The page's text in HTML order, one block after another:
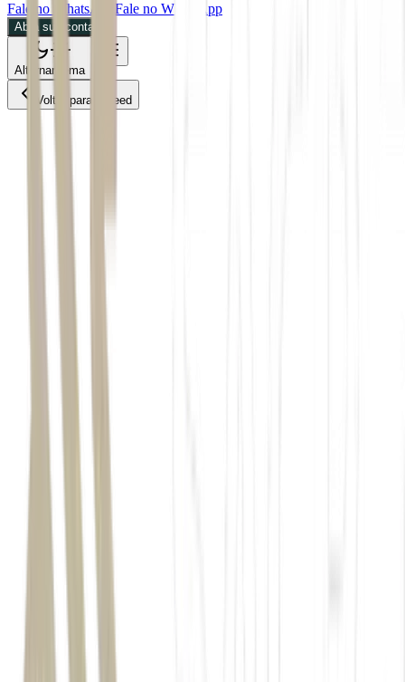
Fale no WhatsApp Fale no WhatsApp
Abra sua conta
Alternar tema
Voltar para o Feed